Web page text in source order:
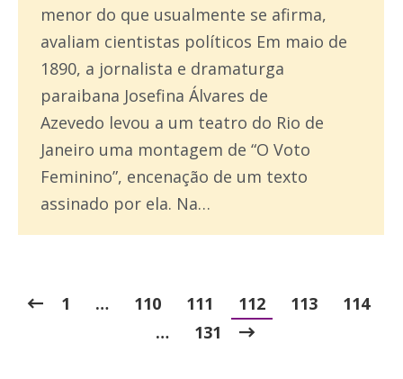
menor do que usualmente se afirma,
avaliam cientistas políticos Em maio de
1890, a jornalista e dramaturga
paraibana Josefina Álvares de
Azevedo levou a um teatro do Rio de
Janeiro uma montagem de “O Voto
Feminino”, encenação de um texto
assinado por ela. Na…
1 … 110 111 112 113
114
…
131